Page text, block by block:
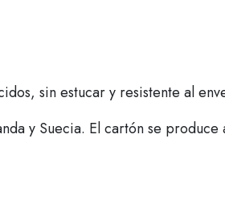
sin estucar y resistente al
y Suecia. El cartón se